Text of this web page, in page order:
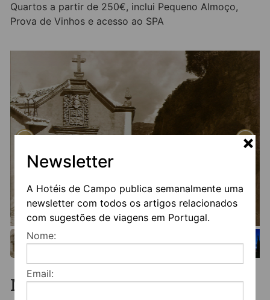
Newsletter
A Hotéis de Campo publica semanalmente uma
newsletter com todos os artigos relacionados
com sugestões de viagens em Portugal.
Nome:
Email:
Quartos a partir de 250€, inclui Pequeno Almoço,
Prova de Vinhos e acesso ao SPA
Mais informação